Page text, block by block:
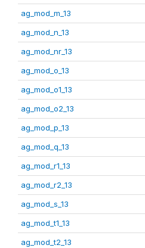
ag_mod_m_13
ag_mod_n_13
ag_mod_nr_13
ag_mod_o_13
ag_mod_o1_13
ag_mod_o2_13
ag_mod_p_13
ag_mod_q_13
ag_mod_r1_13
ag_mod_r2_13
ag_mod_s_13
ag_mod_t1_13
ag_mod_t2_13